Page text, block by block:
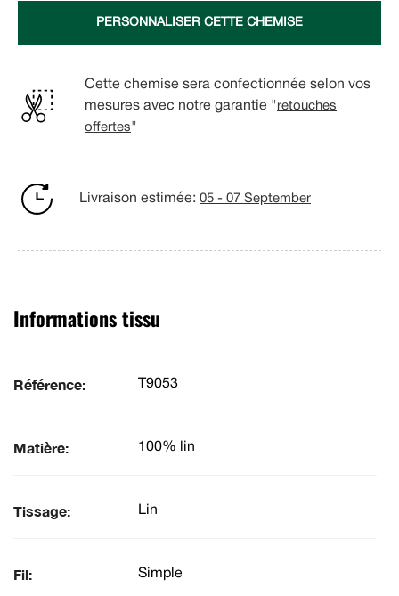
PERSONNALISER CETTE CHEMISE
Cette chemise sera confectionnée selon vos
mesures avec notre garantie " retouches
offertes"
Livraison estimée: 05 - 07 September
Informations tissu
Référence: T9053
Matière: 100% lin
Tissage: Lin
Fil: Simple